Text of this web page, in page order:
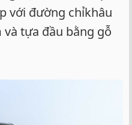
với đường chỉkhâu
tựa đầu bằng gỗ